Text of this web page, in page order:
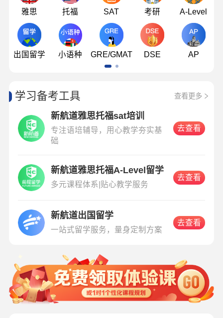
现场直击｜TEDx新航道青岛大会圆满落幕！AF⌈数字浪潮⌋交互光影大放异彩！
新航道美行思远2026美声留学录取发布｜全球学校录取+高额奖学金双丰收
7.27北京见 | 中外青年倾情讲述中国故事，谁将加冕“风采之星”？悬念即将揭晓……
雅思 托福 SAT 考研 A-Level
出国留学 小语种 GRE/GMAT DSE AP
学习备考工具 查看更多
新航道雅思托福sat培训
专注语培辅导，用心教学夯实基
础
去查看
新航道雅思托福A-Level留学
多元课程体系|贴心教学服务
去查看
新航道出国留学
一站式留学服务，量身定制方案
去查看